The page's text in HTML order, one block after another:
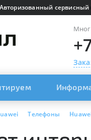
Авторизованный сервисный
Телефоны